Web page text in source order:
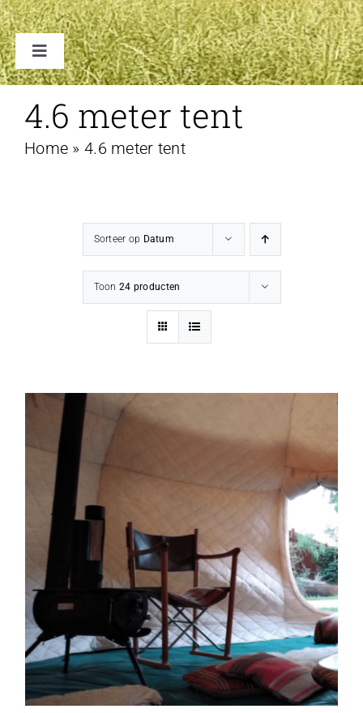
Toggle
Navigation
ACCESSOIRES
CONTACT
4.6 meter tent
Home » 4.6 meter tent
Sorteer op Datum
Toon 24 producten